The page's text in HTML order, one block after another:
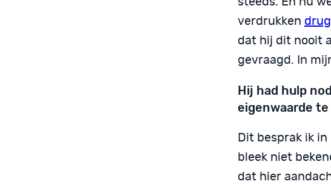
verdrukken
dat hij dit nooit
gevraagd. In
Hij had hulp
eigenwaarde
Dit besprak ik
bleek niet
dat hier